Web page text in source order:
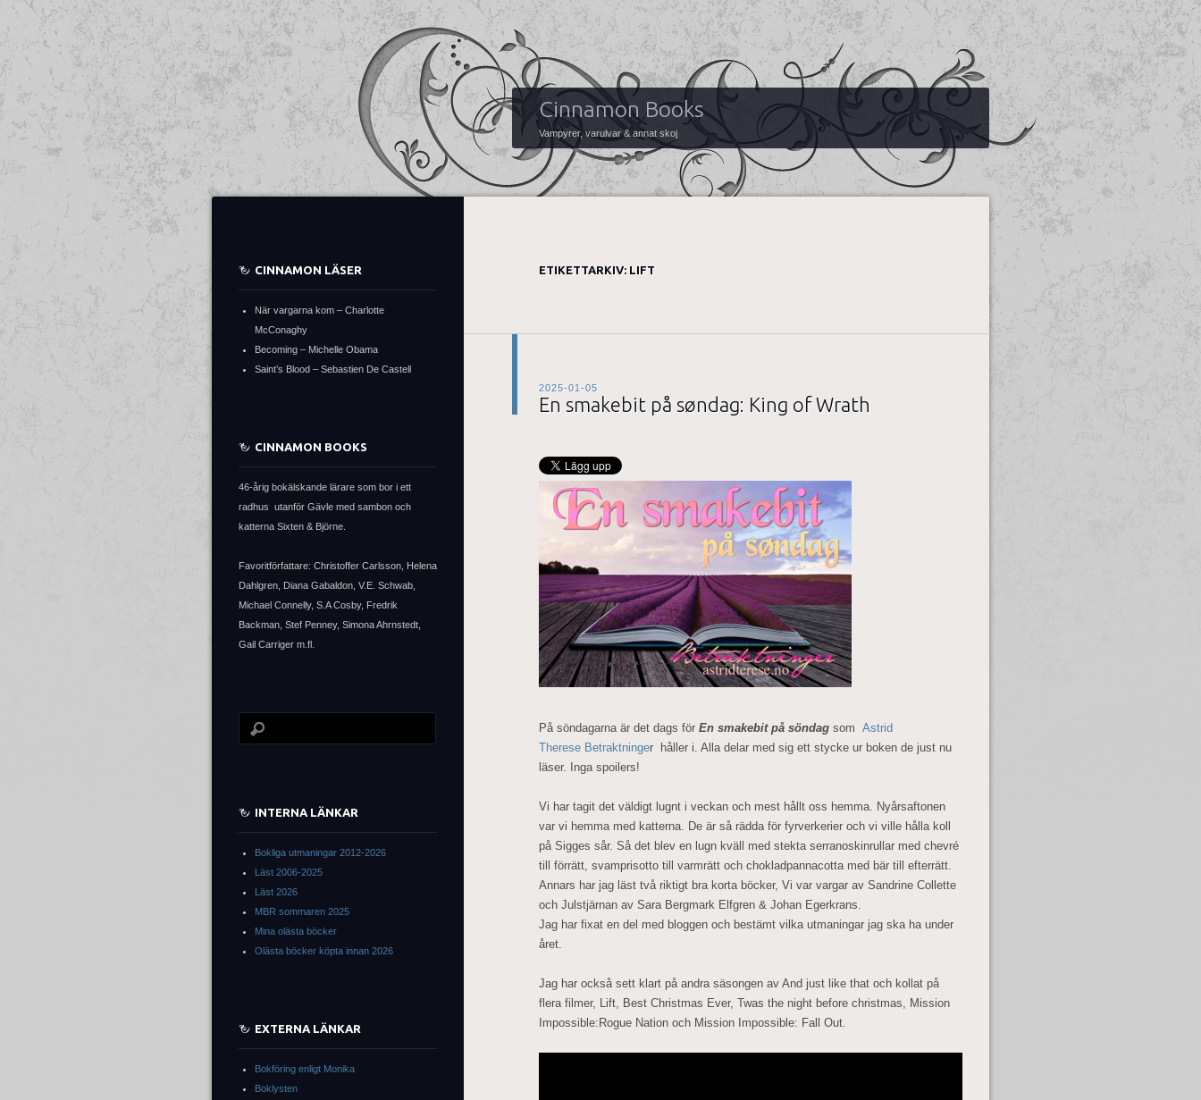
Cinnamon Books
Vampyrer, varulvar & annat skoj
ETIKETTARKIV: LIFT
2025-01-05
En smakebit på søndag: King of Wrath
På söndagarna är det dags för En smakebit på söndag som Astrid
Therese Betraktninger håller i. Alla delar med sig ett stycke ur boken de just nu
läser. Inga spoilers!
Vi har tagit det väldigt lugnt i veckan och mest hållt oss hemma. Nyårsaftonen
var vi hemma med katterna. De är så rädda för fyrverkerier och vi ville hålla koll
på Sigges sår. Så det blev en lugn kväll med stekta serranoskinrullar med chevré
till förrätt, svamprisotto till varmrätt och chokladpannacotta med bär till efterrätt.
Annars har jag läst två riktigt bra korta böcker, Vi var vargar av Sandrine Collette
och Julstjärnan av Sara Bergmark Elfgren & Johan Egerkrans.
Jag har fixat en del med bloggen och bestämt vilka utmaningar jag ska ha under
året.
Jag har också sett klart på andra säsongen av And just like that och kollat på
flera filmer, Lift, Best Christmas Ever, Twas the night before christmas, Mission
Impossible:Rogue Nation och Mission Impossible: Fall Out.
CINNAMON LÄSER
När vargarna kom – Charlotte
McConaghy
Becoming – Michelle Obama
Saint’s Blood – Sebastien De Castell
CINNAMON BOOKS
46-årig bokälskande lärare som bor i ett
radhus utanför Gävle med sambon och
katterna Sixten & Björne.
Favoritförfattare: Christoffer Carlsson, Helena
Dahlgren, Diana Gabaldon, V.E. Schwab,
Michael Connelly, S.A Cosby, Fredrik
Backman, Stef Penney, Simona Ahrnstedt,
Gail Carriger m.fl.
INTERNA LÄNKAR
Bokliga utmaningar 2012-2026
Läst 2006-2025
Läst 2026
MBR sommaren 2025
Mina olästa böcker
Olästa böcker köpta innan 2026
EXTERNA LÄNKAR
Bokföring enligt Monika
Boklysten